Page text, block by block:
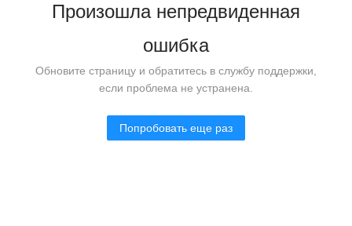
Произошла непредвиденная
ошибка
Обновите страницу и обратитесь в службу поддержки,
если проблема не устранена.
Попробовать еще раз